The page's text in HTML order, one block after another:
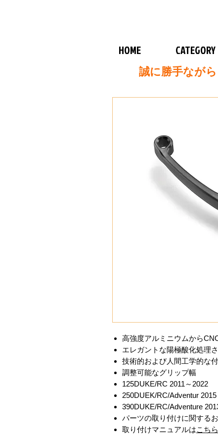
HOME CATEGORY
誠に勝手なが
高強度アルミニウムから
エレガントな陽極酸化処理
技術的および人間工学的な
調整可能なグリップ幅
125DUKE/RC 2011～2022
250DUEK/RC/Adventur
390DUKE/RC/Adventure
パーツの取り付けに関する
取り付けマニュアルはこちら